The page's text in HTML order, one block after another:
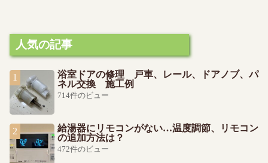
人気の記事
浴室ドアの修理 戸車、レール、ドアノブ、パ
ネル交換 施工例
714件のビュー
給湯器にリモコンがない…温度調節、リモコン
の追加方法は？
472件のビュー